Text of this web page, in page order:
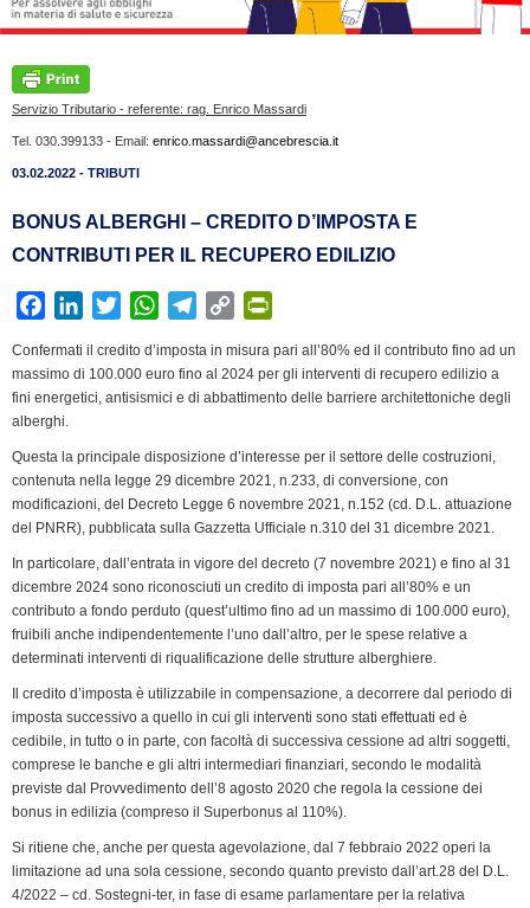
Servizio Tributario - referente: rag. Enrico Massardi
Tel. 030.399133 - Email: enrico.massardi@ancebrescia.it
03.02.2022 - TRIBUTI
BONUS ALBERGHI – CREDITO D’IMPOSTA E
CONTRIBUTI PER IL RECUPERO EDILIZIO
c
e
b
o
o
k
n
k
d
I
n
i
t
e
r
W
a
t
p
p
l
e
r
a
m
C
p
y
i
n
k
i
n
i
e
n
d
l
y
Confermati il credito d’imposta in misura pari all’80% ed il contributo fino ad un
massimo di 100.000 euro fino al 2024 per gli interventi di recupero edilizio a
fini energetici, antisismici e di abbattimento delle barriere architettoniche degli
alberghi.
Questa la principale disposizione d’interesse per il settore delle costruzioni,
contenuta nella legge 29 dicembre 2021, n.233, di conversione, con
modificazioni, del Decreto Legge 6 novembre 2021, n.152 (cd. D.L. attuazione
del PNRR), pubblicata sulla Gazzetta Ufficiale n.310 del 31 dicembre 2021.
In particolare, dall’entrata in vigore del decreto (7 novembre 2021) e fino al 31
dicembre 2024 sono riconosciuti un credito di imposta pari all’80% e un
contributo a fondo perduto (quest’ultimo fino ad un massimo di 100.000 euro),
fruibili anche indipendentemente l’uno dall’altro, per le spese relative a
determinati interventi di riqualificazione delle strutture alberghiere.
Il credito d’imposta è utilizzabile in compensazione, a decorrere dal periodo di
imposta successivo a quello in cui gli interventi sono stati effettuati ed è
cedibile, in tutto o in parte, con facoltà di successiva cessione ad altri soggetti,
comprese le banche e gli altri intermediari finanziari, secondo le modalità
previste dal Provvedimento dell’8 agosto 2020 che regola la cessione dei
bonus in edilizia (compreso il Superbonus al 110%).
Si ritiene che, anche per questa agevolazione, dal 7 febbraio 2022 operi la
limitazione ad una sola cessione, secondo quanto previsto dall’art.28 del D.L.
4/2022 – cd. Sostegni-ter, in fase di esame parlamentare per la relativa